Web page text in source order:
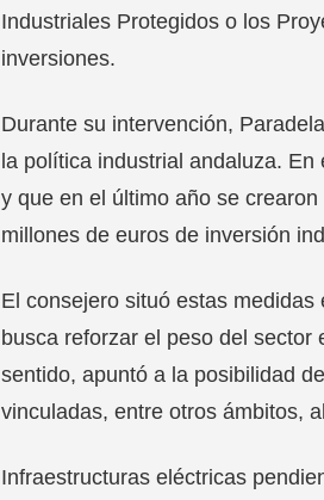
Industriales Protegidos o los
inversiones.
Durante su intervención,
la política industrial andaluza.
y que en el último año se
millones de euros de inversión
El consejero situó estas
busca reforzar el peso del
sentido, apuntó a la posibilidad
vinculadas, entre otros ámbitos,
Infraestructuras eléctricas